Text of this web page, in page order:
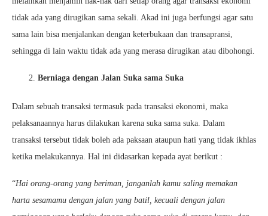
tidak ada yang dirugikan sama sekali. Akad ini juga berfungsi agar satu
sama lain bisa menjalankan dengan keterbukaan dan transapransi,
sehingga di lain waktu tidak ada yang merasa dirugikan atau dibohongi.
Berniaga dengan Jalan Suka sama Suka
Dalam sebuah transaksi termasuk pada transaksi ekonomi, maka
pelaksanaannya harus dilakukan karena suka sama suka. Dalam
transaksi tersebut tidak boleh ada paksaan ataupun hati yang tidak ikhlas
ketika melakukannya. Hal ini didasarkan kepada ayat berikut :
“Hai orang-orang yang beriman, janganlah kamu saling memakan
harta sesamamu dengan jalan yang batil, kecuali dengan jalan